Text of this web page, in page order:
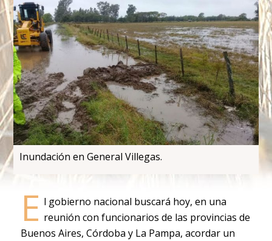
Inundación en General Villegas.
E l gobierno nacional buscará hoy, en una
reunión con funcionarios de las provincias de
Buenos Aires, Córdoba y La Pampa, acordar un